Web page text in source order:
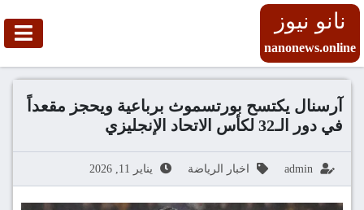
نانو نيوز
nanonews.online
آرسنال يكتسح بورتسموث برباعية ويحجز مقعداً
في دور الـ32 لكأس الاتحاد الإنجليزي
admin اخبار الرياضة يناير 11, 2026